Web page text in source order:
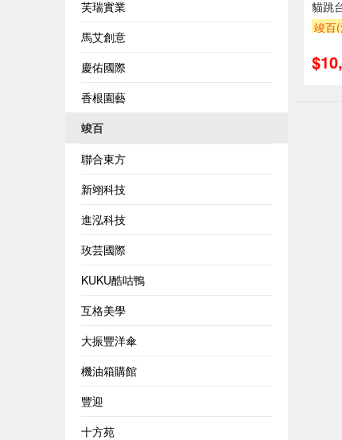
芙瑞實業
馬艾創意
慶佑國際
香根園藝
竣百
聯合東方
新翊科技
進泓科技
玫芸國際
KUKU酷咕鴨
互格美學
大振豐洋傘
機油箱購館
豐迎
十方苑
貓跳
竣百